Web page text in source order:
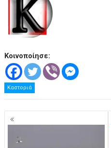
Κοινοποίησε:
Καστοριά
Πλοήγηση
άρθρων